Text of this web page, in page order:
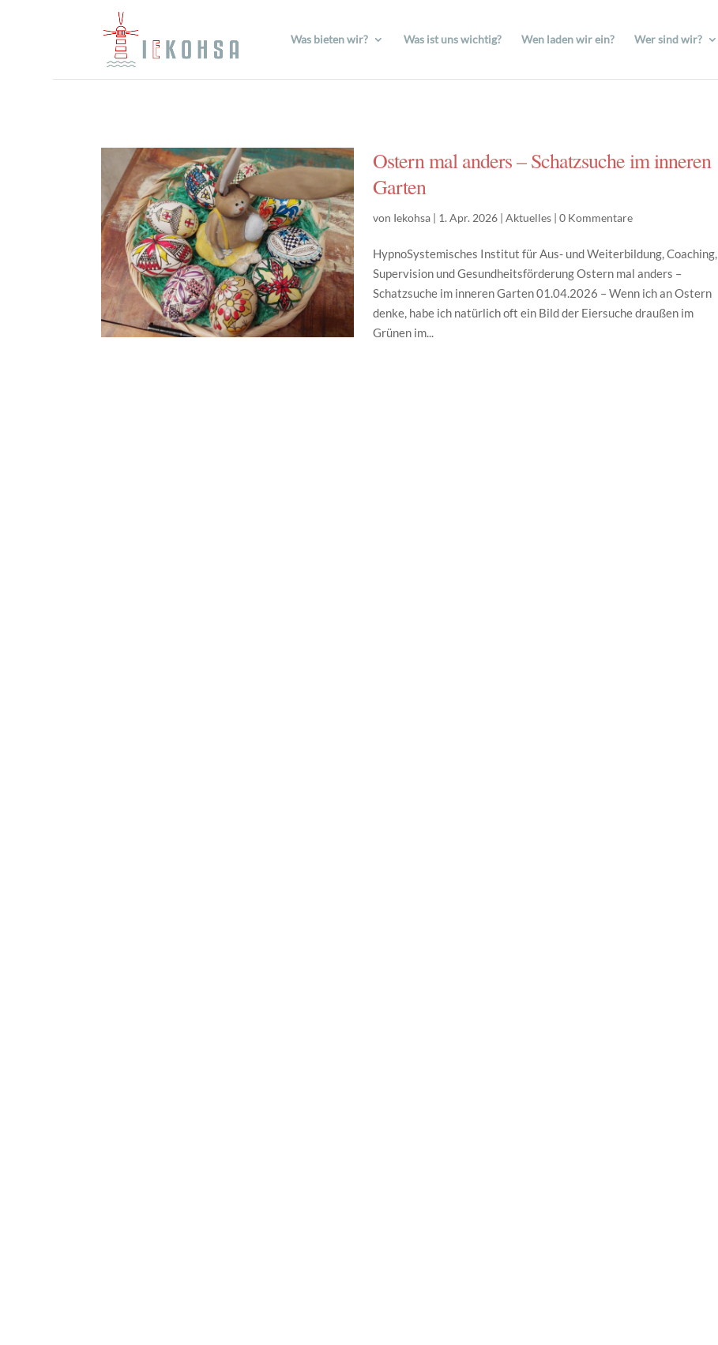
Was bieten wir? Was ist uns wichtig? Wen laden wir ein? Wer sind wir?
Ostern mal anders – Schatzsuche im inneren
Garten
von Iekohsa | 1. Apr. 2026 |Aktuelles |0 Kommentare
HypnoSystemisches Institut für Aus- und Weiterbildung, Coaching,
Supervision und Gesundheitsförderung Ostern mal anders –
Schatzsuche im inneren Garten 01.04.2026 – Wenn ich an Ostern
denke, habe ich natürlich oft ein Bild der Eiersuche draußen im
Grünen im...